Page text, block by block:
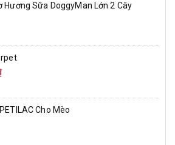
Hương Sữa DoggyMan Lớn 2 Cây
Cho Mèo